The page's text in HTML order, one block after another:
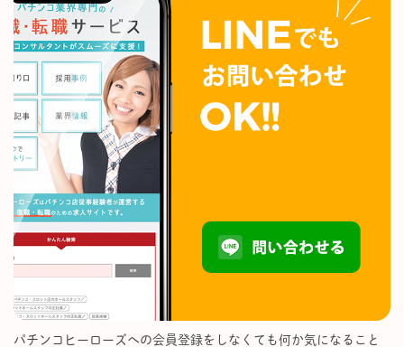
パチンコヒーローズへの会員登録をしなくても何か気になること